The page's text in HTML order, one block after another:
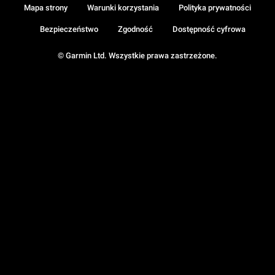
© Garmin Ltd. Wszystkie prawa zastrzeżone.
Mapa strony Warunki korzystania Polityka prywatności
Bezpieczeństwo Zgodność Dostępność cyfrowa